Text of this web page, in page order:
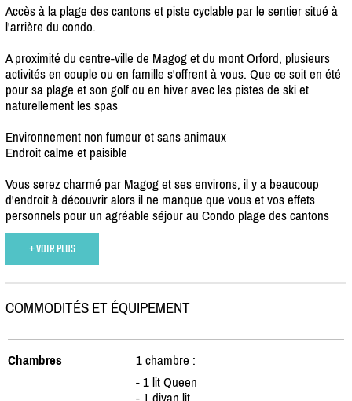
Accès à la plage des cantons et piste cyclable par le sentier situé à
l'arrière du condo.
A proximité du centre-ville de Magog et du mont Orford, plusieurs
activités en couple ou en famille s'offrent à vous. Que ce soit en été
pour sa plage et son golf ou en hiver avec les pistes de ski et
naturellement les spas
Environnement non fumeur et sans animaux
Endroit calme et paisible
Vous serez charmé par Magog et ses environs, il y a beaucoup
d'endroit à découvrir alors il ne manque que vous et vos effets
personnels pour un agréable séjour au Condo plage des cantons
+ VOIR PLUS
COMMODITÉS ET ÉQUIPEMENT
Chambres
1 chambre :
- 1 lit Queen
- 1 divan lit